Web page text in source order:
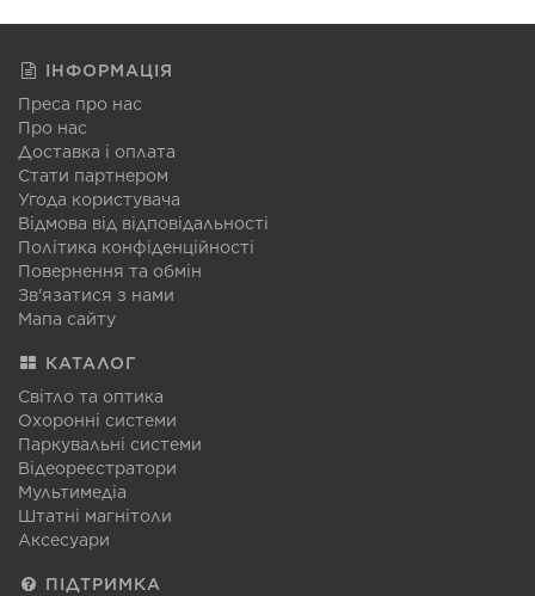
ІНФОРМАЦІЯ
Преса про нас
Про нас
Доставка і оплата
Стати партнером
Угода користувача
Відмова від відповідальності
Політика конфіденційності
Повернення та обмін
Зв'язатися з нами
Мапа сайту
КАТАЛОГ
Світло та оптика
Охоронні системи
Паркувальні системи
Відеореєстратори
Мультимедіа
Штатні магнітоли
Аксесуари
ПІДТРИМКА